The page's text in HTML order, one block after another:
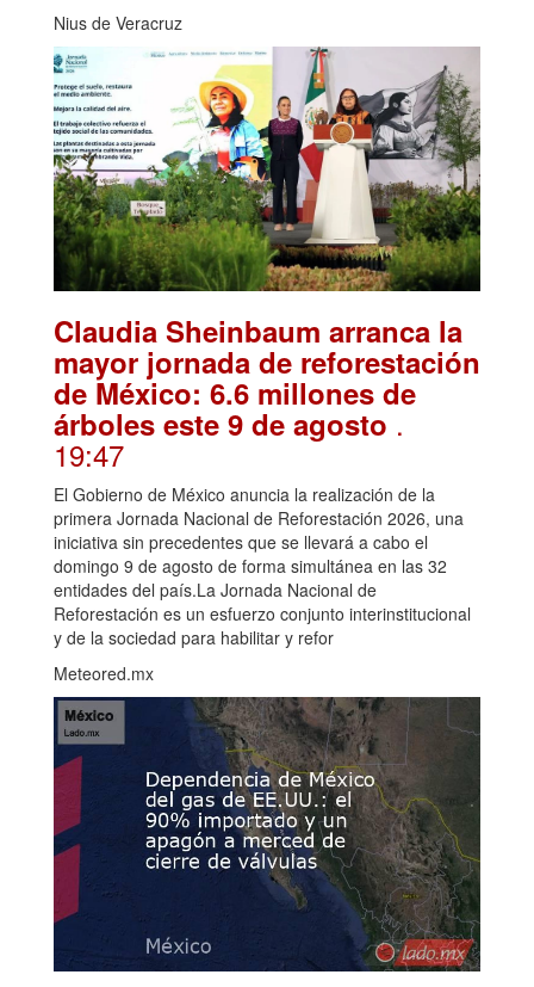
Nius de Veracruz
Claudia Sheinbaum arranca la
mayor jornada de reforestación
de México: 6.6 millones de
árboles este 9 de agosto .
19:47
El Gobierno de México anuncia la realización de la
primera Jornada Nacional de Reforestación 2026, una
iniciativa sin precedentes que se llevará a cabo el
domingo 9 de agosto de forma simultánea en las 32
entidades del país.La Jornada Nacional de
Reforestación es un esfuerzo conjunto interinstitucional
y de la sociedad para habilitar y refor
Meteored.mx